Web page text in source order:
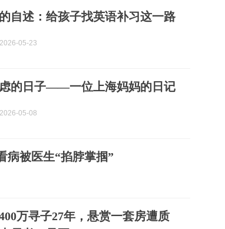
自述：给孩子找英语补习这一路
05-23
的日子——一位上海妈妈的日记
05-08
病被医生“掐脖掌掴”
万寻子27年，悬赏一套房遭质